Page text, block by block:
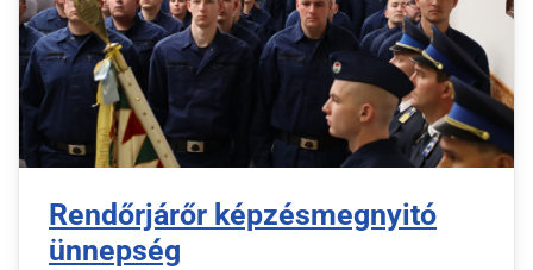
Rendőrjárőr képzésmegnyitó
ünnepség